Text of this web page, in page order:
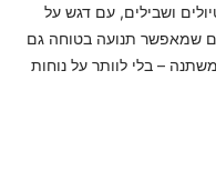
ושבילים, עם דגש על
שמאפשר תנועה בטוחה גם
– בלי לוותר על נוחות